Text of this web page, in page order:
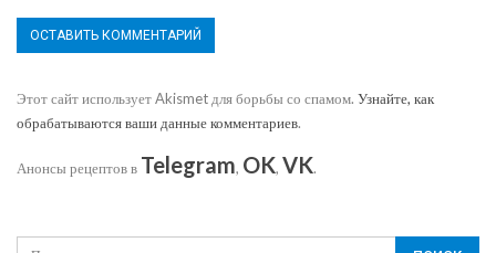
Этот сайт использует Akismet для борьбы со спамом. Узнайте, как
обрабатываются ваши данные комментариев.
Анонсы рецептов в Telegram, OK, VK.